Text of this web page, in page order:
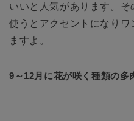
いいと人気があります。
使うとアクセントになり
ますよ。
9～12月に花が咲く種類の多